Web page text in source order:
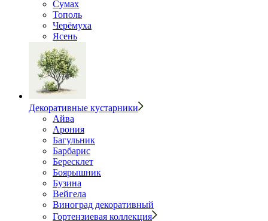
Сумах
Тополь
Черёмуха
Ясень
Декоративные кустарники
Айва
Арония
Багульник
Барбарис
Бересклет
Боярышник
Бузина
Вейгела
Виноград декоративный
Гортензиевая коллекция